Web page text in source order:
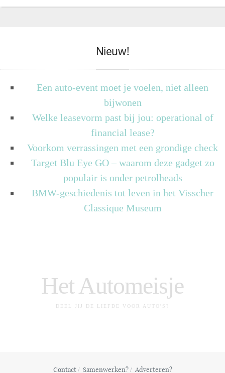
Nieuw!
Een auto-event moet je voelen, niet alleen
bijwonen
Welke leasevorm past bij jou: operational of
financial lease?
Voorkom verrassingen met een grondige check
Target Blu Eye GO – waarom deze gadget zo
populair is onder petrolheads
BMW-geschiedenis tot leven in het Visscher
Classique Museum
Het Automeisje
DEEL JIJ DE LIEFDE VOOR AUTO'S?
Contact Samenwerken? Adverteren?